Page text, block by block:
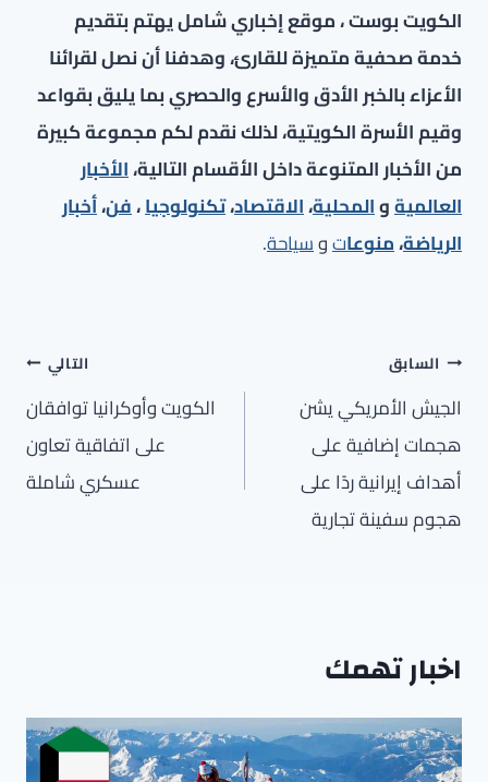
الكويت بوست ، موقع إخباري شامل يهتم بتقديم
خدمة صحفية متميزة للقارئ، وهدفنا أن نصل لقرائنا
الأعزاء بالخبر الأدق والأسرع والحصري بما يليق بقواعد
وقيم الأسرة الكويتية، لذلك نقدم لكم مجموعة كبيرة
من الأخبار المتنوعة داخل الأقسام التالية،الأخبار
العالميةوالمحلية،الاقتصاد،تكنولوجيا،فن،أخبار
الرياضة،منوعاتوسياحة.
تصفّح
المقالات
السابق
الجيش الأمريكي يشن
هجمات إضافية على
أهداف إيرانية ردًا على
هجوم سفينة تجارية
التالي
الكويت وأوكرانيا توافقان
على اتفاقية تعاون
عسكري شاملة
اخبار تهمك